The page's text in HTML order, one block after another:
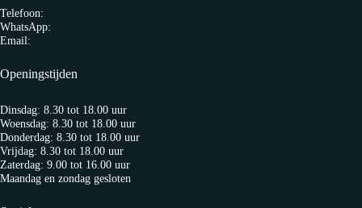
Telefoon:
WhatsApp:
Email:
Openingstijden
Dinsdag: 8.30 tot 18.00 uur
Woensdag: 8.30 tot 18.00 uur
Donderdag: 8.30 tot 18.00 uur
Vrijdag: 8.30 tot 18.00 uur
Zaterdag: 9.00 tot 16.00 uur
Maandag en zondag gesloten